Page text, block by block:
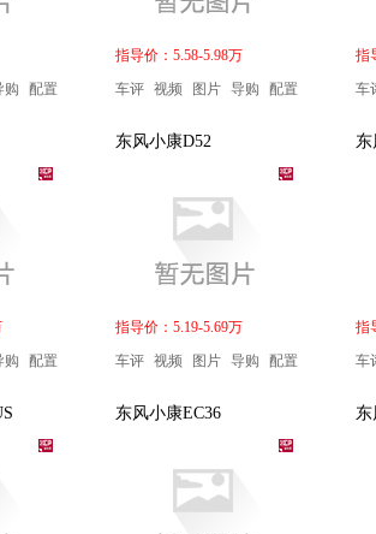
购 配置
指导价：5.58-5.98万
车评 视频 图片 导购 配置
指
车
购 配置
东风小康D52
指导价：5.19-5.69万
车评 视频 图片 导购 配置
东
指
车
东风小康EC36